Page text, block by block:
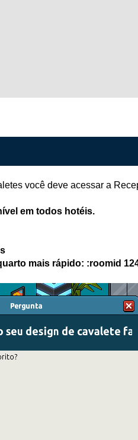
você deve acessar a
em todos hotéis.
mais rápido: :roomid